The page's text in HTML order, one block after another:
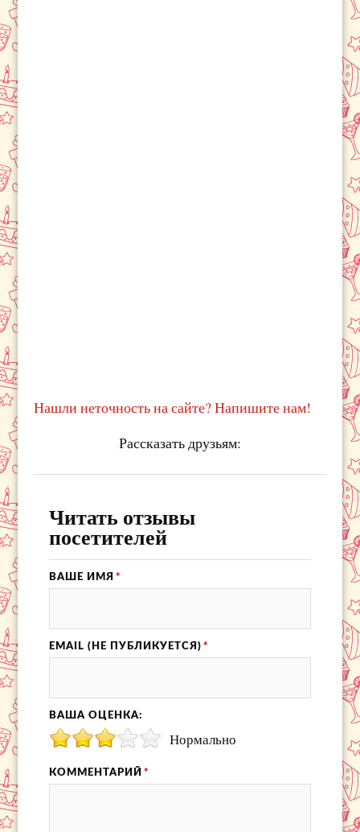
Нашли неточность на сайте? Напишите нам!
Рассказать друзьям:
Читать отзывы
посетителей
ВАШЕ ИМЯ *
EMAIL (НЕ ПУБЛИКУЕТСЯ) *
ВАША ОЦЕНКА:
Нормально
КОММЕНТАРИЙ *